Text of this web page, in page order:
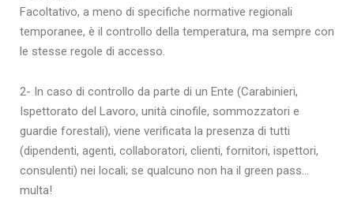
Facoltativo, a meno di specifiche normative regionali
temporanee, è il controllo della temperatura, ma sempre con
le stesse regole di accesso.
2- In caso di controllo da parte di un Ente (Carabinieri,
Ispettorato del Lavoro, unità cinofile, sommozzatori e
guardie forestali), viene verificata la presenza di tutti
(dipendenti, agenti, collaboratori, clienti, fornitori, ispettori,
consulenti) nei locali; se qualcuno non ha il green pass…
multa!